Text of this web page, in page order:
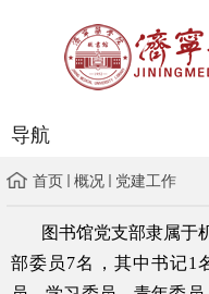
导航
首页 概况 党建工作
图书馆党支部隶属于
部委员7名，其中书记1